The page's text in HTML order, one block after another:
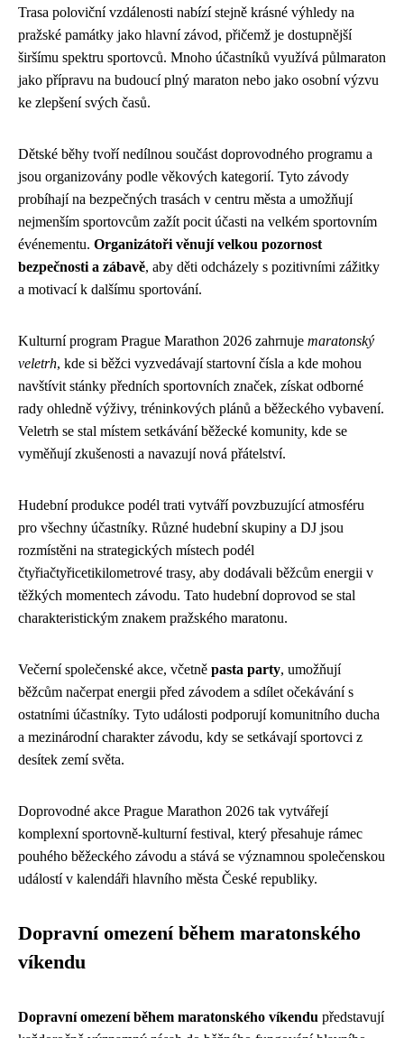
Trasa poloviční vzdálenosti nabízí stejně krásné výhledy na
pražské památky jako hlavní závod, přičemž je dostupnější
širšímu spektru sportovců. Mnoho účastníků využívá půlmaraton
jako přípravu na budoucí plný maraton nebo jako osobní výzvu
ke zlepšení svých časů.
Dětské běhy tvoří nedílnou součást doprovodného programu a
jsou organizovány podle věkových kategorií. Tyto závody
probíhají na bezpečných trasách v centru města a umožňují
nejmenším sportovcům zažít pocit účasti na velkém sportovním
événementu. Organizátoři věnují velkou pozornost
bezpečnosti a zábavě, aby děti odcházely s pozitivními zážitky
a motivací k dalšímu sportování.
Kulturní program Prague Marathon 2026 zahrnuje maratonský
veletrh, kde si běžci vyzvedávají startovní čísla a kde mohou
navštívit stánky předních sportovních značek, získat odborné
rady ohledně výživy, tréninkových plánů a běžeckého vybavení.
Veletrh se stal místem setkávání běžecké komunity, kde se
vyměňují zkušenosti a navazují nová přátelství.
Hudební produkce podél trati vytváří povzbuzující atmosféru
pro všechny účastníky. Různé hudební skupiny a DJ jsou
rozmístěni na strategických místech podél
čtyřiačtyřicetikilometrové trasy, aby dodávali běžcům energii v
těžkých momentech závodu. Tato hudební doprovod se stal
charakteristickým znakem pražského maratonu.
Večerní společenské akce, včetně pasta party, umožňují
běžcům načerpat energii před závodem a sdílet očekávání s
ostatními účastníky. Tyto události podporují komunitního ducha
a mezinárodní charakter závodu, kdy se setkávají sportovci z
desítek zemí světa.
Doprovodné akce Prague Marathon 2026 tak vytvářejí
komplexní sportovně-kulturní festival, který přesahuje rámec
pouhého běžeckého závodu a stává se významnou společenskou
událostí v kalendáři hlavního města České republiky.
Dopravní omezení během maratonského
víkendu
Dopravní omezení během maratonského víkendu představují